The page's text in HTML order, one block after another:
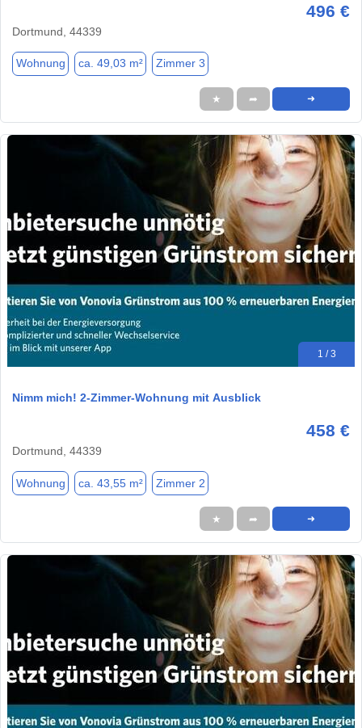
496 €
Dortmund, 44339
Wohnung ca. 49,03 m² Zimmer 3
★ ➦ ➜
1 / 3
Nimm mich! 2-Zimmer-Wohnung mit Ausblick
458 €
Dortmund, 44339
Wohnung ca. 43,55 m² Zimmer 2
★ ➦ ➜